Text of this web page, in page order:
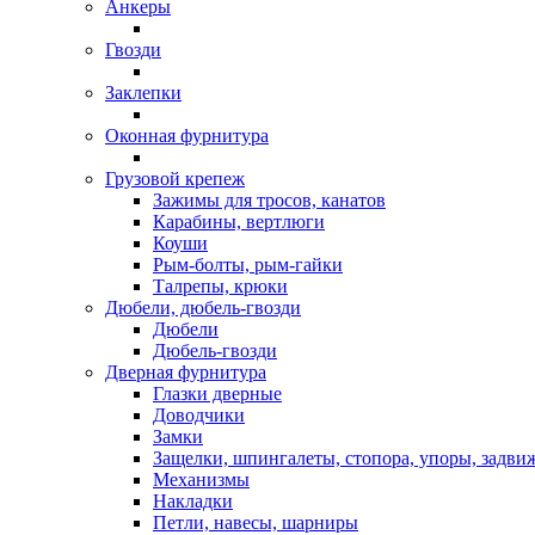
Анкеры
Гвозди
Заклепки
Оконная фурнитура
Грузовой крепеж
Зажимы для тросов, канатов
Карабины, вертлюги
Коуши
Рым-болты, рым-гайки
Талрепы, крюки
Дюбели, дюбель-гвозди
Дюбели
Дюбель-гвозди
Дверная фурнитура
Глазки дверные
Доводчики
Замки
Защелки, шпингалеты, стопора, упоры,
Механизмы
Накладки
Петли, навесы, шарниры